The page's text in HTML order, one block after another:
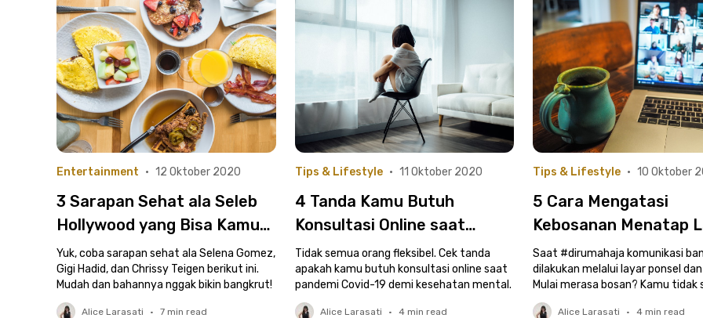
Entertainment • 12 Oktober 2020
3 Sarapan Sehat ala Seleb
Hollywood yang Bisa Kamu
Coba
Yuk, coba sarapan sehat ala Selena Gomez,
Gigi Hadid, dan Chrissy Teigen berikut ini.
Mudah dan bahannya nggak bikin bangkrut!
Alice Larasati • 7 min read
Tips & Lifestyle • 11 Oktober 2020
4 Tanda Kamu Butuh
Konsultasi Online saat
Pandemi | Jangan Hanya
Dipendam!
Tidak semua orang fleksibel. Cek tanda
apakah kamu butuh konsultasi online saat
pandemi Covid-19 demi kesehatan mental.
Alice Larasati • 4min read
Tips & Lifestyle • 10 Oktober
5 Cara Mengatasi
Kebosanan Menatap
Bosan terhadap
Time = Sangat Wajar!
Saat #dirumahaja komunikasi
dilakukan melalui layar ponsel
Mulai merasa bosan? Kamu tidak
kok!
Alice Larasati • 4 min read